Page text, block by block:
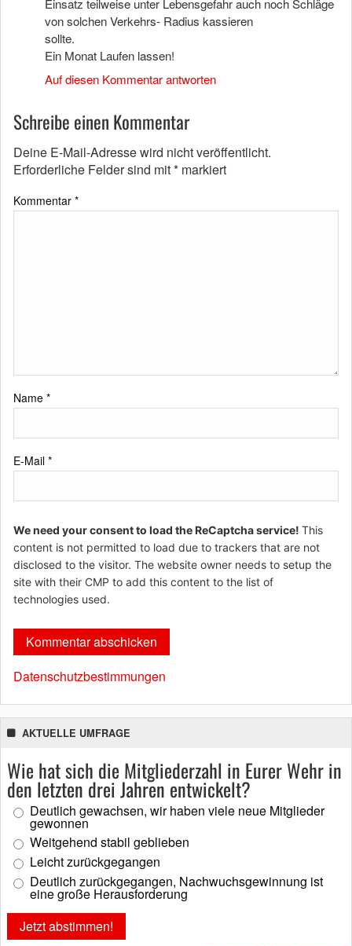
Einsatz teilweise unter Lebensgefahr auch noch Schläge
von solchen Verkehrs- Radius kassieren
sollte.
Ein Monat Laufen lassen!
Auf diesen Kommentar antworten
Schreibe einen Kommentar
Deine E-Mail-Adresse wird nicht veröffentlicht.
Erforderliche Felder sind mit* markiert
Kommentar *
Name *
E-Mail *
We need your consent to load the ReCaptcha service! This
content is not permitted to load due to trackers that are not
disclosed to the visitor. The website owner needs to setup the
site with their CMP to add this content to the list of
technologies used.
Datenschutzbestimmungen
AKTUELLE UMFRAGE
Wie hat sich die Mitgliederzahl in Eurer Wehr in
den letzten drei Jahren entwickelt?
Deutlich gewachsen, wir haben viele neue Mitglieder
gewonnen
Weitgehend stabil geblieben
Leicht zurückgegangen
Deutlich zurückgegangen, Nachwuchsgewinnung ist
eine große Herausforderung